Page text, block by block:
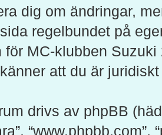
dig om ändringar,
regelbundet på
för MC-klubben
att du är
drivs av phpBB
“www.phpbb.com”,